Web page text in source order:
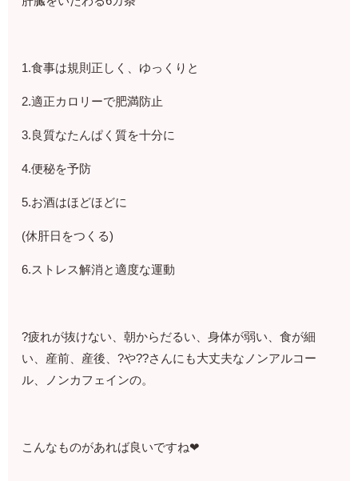
1.食事は規則正しく、ゆっくりと
2.適正カロリーで肥満防止
3.良質なたんぱく質を十分に
4.便秘を予防
5.お酒はほどほどに
(休肝日をつくる)
6.ストレス解消と適度な運動
?疲れが抜けない、朝からだるい、身体が弱い、食が細
い、産前、産後、?や??さんにも大丈夫なノンアルコー
ル、ノンカフェインの。
こんなものがあれば良いですね❤